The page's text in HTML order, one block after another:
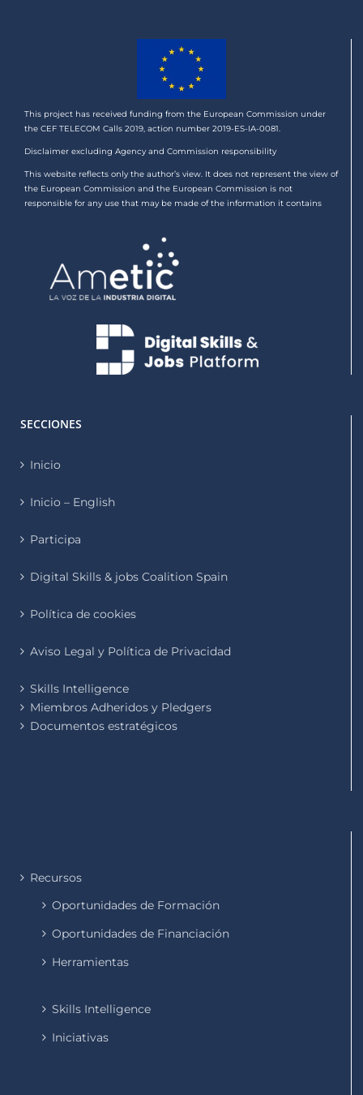
This project has received funding from the European Commission under
the CEF TELECOM Calls 2019, action number 2019-ES-IA-0081.
Disclaimer excluding Agency and Commission responsibility
This website reflects only the author’s view. It does not represent the view of
the European Commission and the European Commission is not
responsible for any use that may be made of the information it contains
SECCIONES
Inicio
Inicio – English
Participa
Digital Skills & jobs Coalition Spain
Política de cookies
Aviso Legal y Política de Privacidad
Skills Intelligence
Miembros Adheridos y Pledgers
Documentos estratégicos
Recursos
Oportunidades de Formación
Oportunidades de Financiación
Herramientas
Skills Intelligence
Iniciativas